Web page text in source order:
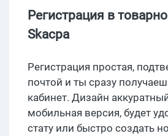
Регистрация в
Skacpa
Регистрация простая,
почтой и ты сразу
кабинет. Дизайн
мобильная версия, будет
стату или быстро создать